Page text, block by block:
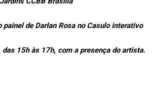
painel de Darlan Rosa no Casulo interativo
das 15h às 17h, com a presença do artista.